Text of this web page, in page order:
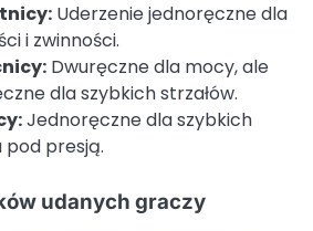
Uderzenie jednoręczne dla
i zwinności.
Dwuręczne dla mocy, ale
dla szybkich strzałów.
Jednoręczne dla szybkich
pod presją.
udanych graczy